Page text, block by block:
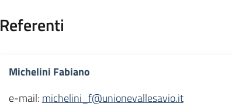
Referenti
Michelini Fabiano
e-mail: michelini_f@unionevallesavio.it